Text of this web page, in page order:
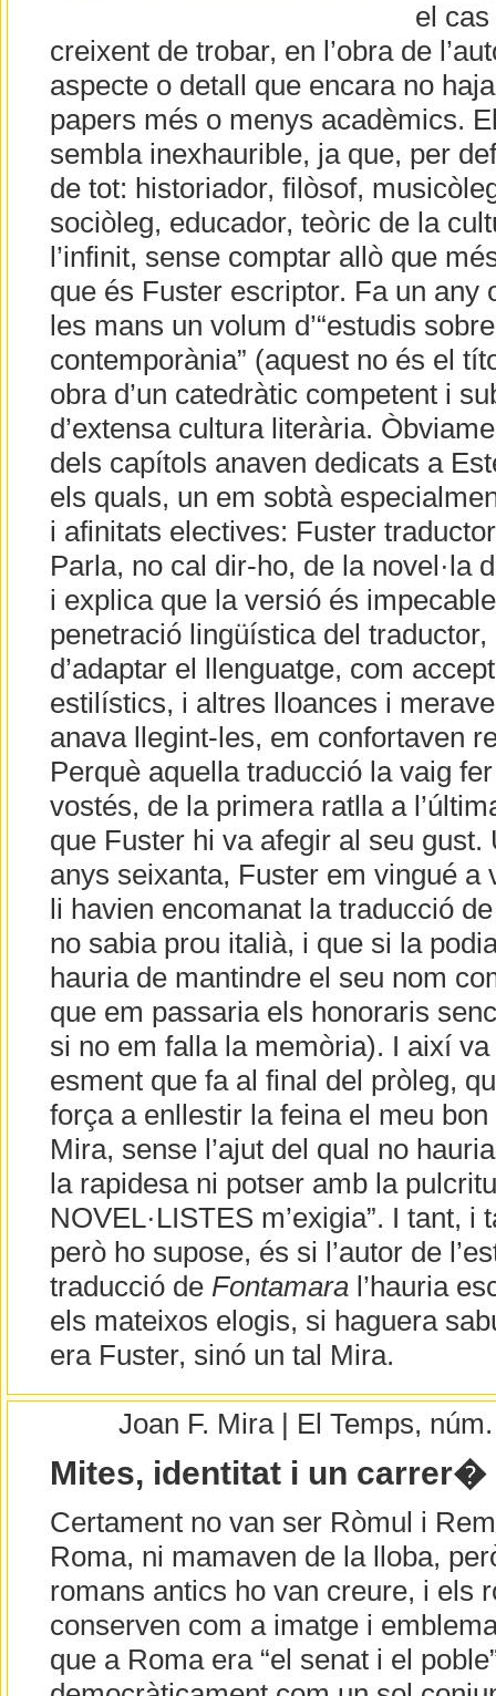
el
creixent de trobar, en l’obra de
aspecte o detall que encara no
papers més o menys acadèmics.
sembla inexhaurible, ja que, per
de tot: historiador, filòsof,
sociòleg, educador, teòric de la
l’infinit, sense comptar allò que
que és Fuster escriptor. Fa un any
les mans un volum d’“estudis
contemporània” (aquest no és el
obra d’un catedràtic competent i
d’extensa cultura literària.
dels capítols anaven dedicats a
els quals, un em sobtà
i afinitats electives: Fuster
Parla, no cal dir-ho, de la novel·la
i explica que la versió és
penetració lingüística del
d’adaptar el llenguatge, com
estilístics, i altres lloances i
anava llegint-les, em confortaven
Perquè aquella traducció la vaig
vostés, de la primera ratlla a
que Fuster hi va afegir al seu
anys seixanta, Fuster em vingué a
li havien encomanat la traducció
no sabia prou italià, i que si la
hauria de mantindre el seu nom
que em passaria els honoraris
si no em falla la memòria). I així
esment que fa al final del pròleg,
força a enllestir la feina el meu
Mira, sense l’ajut del qual no
la rapidesa ni potser amb la
NOVEL·LISTES m’exigia”. I tant, i
però ho supose, és si l’autor de
traducció de Fontamaral’hauria
els mateixos elogis, si haguera
era Fuster, sinó un tal Mira.
Joan F. Mira | El Temps,
Mites, identitat i un carrer�
Certament no van ser Ròmul i
Roma, ni mamaven de la lloba,
romans antics ho van creure, i els
conserven com a imatge i
que a Roma era “el senat i el